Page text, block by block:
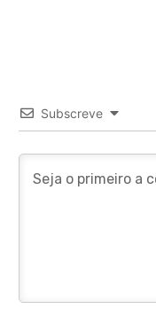
Subscreve